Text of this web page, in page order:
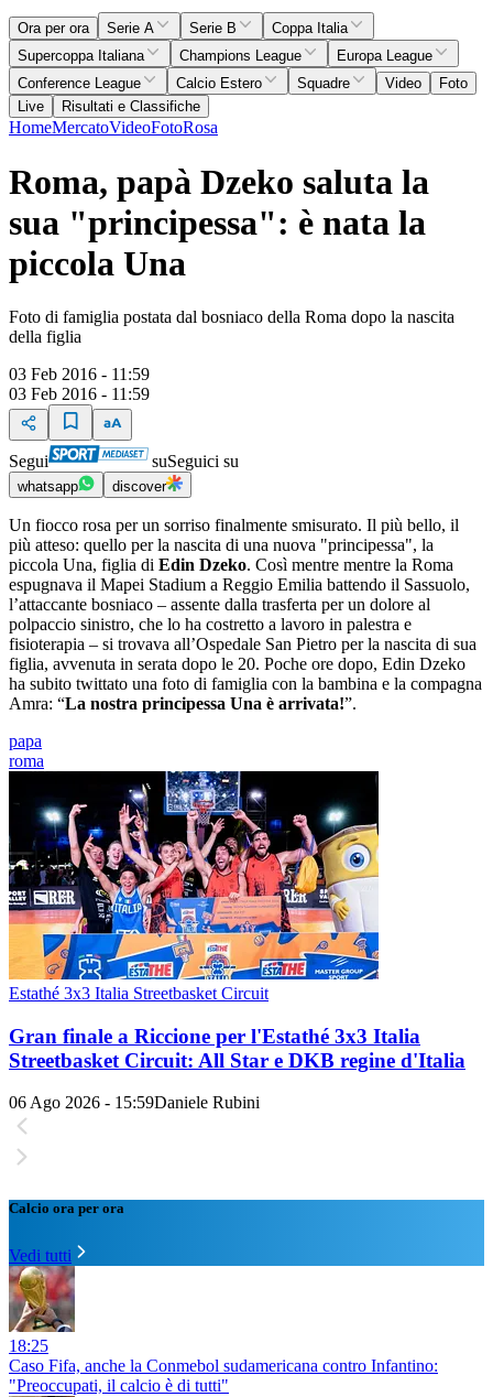
Ora per ora Serie A Serie B
Coppa Italia
Supercoppa Italiana
Champions League
Europa League
Conference League
Calcio Estero Squadre Video
Foto
Live
Risultati e Classifiche
HomeMercatoVideoFotoRosa
Roma, papà Dzeko saluta la
sua "principessa": è nata la
piccola Una
Foto di famiglia postata dal bosniaco della Roma dopo la nascita
della figlia
03 Feb 2016 - 11:59
03 Feb 2016 - 11:59
Segui suSeguici su
whatsapp discover
Un fiocco rosa per un sorriso finalmente smisurato. Il più bello, il
più atteso: quello per la nascita di una nuova "principessa", la
piccola Una, figlia di Edin Dzeko. Così mentre mentre la Roma
espugnava il Mapei Stadium a Reggio Emilia battendo il Sassuolo,
l’attaccante bosniaco – assente dalla trasferta per un dolore al
polpaccio sinistro, che lo ha costretto a lavoro in palestra e
fisioterapia – si trovava all’Ospedale San Pietro per la nascita di sua
figlia, avvenuta in serata dopo le 20. Poche ore dopo, Edin Dzeko
ha subito twittato una foto di famiglia con la bambina e la compagna
Amra: “La nostra principessa Una è arrivata!”.
papa
roma
Estathé 3x3 Italia Streetbasket Circuit
Gran finale a Riccione per l'Estathé 3x3 Italia
Streetbasket Circuit: All Star e DKB regine d'Italia
06 Ago 2026 - 15:59Daniele Rubini
Calcio ora per ora
Vedi tutti
18:25
Caso Fifa, anche la Conmebol sudamericana contro Infantino:
"Preoccupati, il calcio è di tutti"